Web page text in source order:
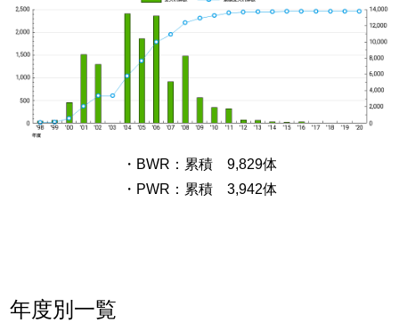
・BWR：累積 9,829体
・PWR：累積 3,942体
年度別一覧